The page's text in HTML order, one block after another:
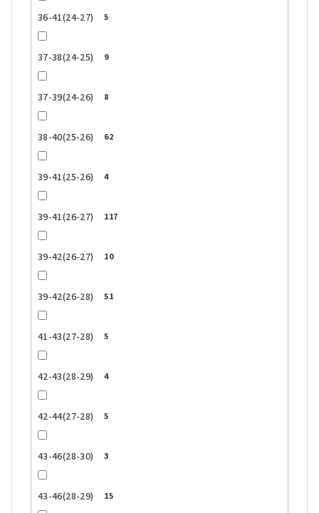
36-41(24-27) 5
37-38(24-25) 9
37-39(24-26) 8
38-40(25-26) 62
39-41(25-26) 4
39-41(26-27) 117
39-42(26-27) 10
39-42(26-28) 51
41-43(27-28) 5
42-43(28-29) 4
42-44(27-28) 5
43-46(28-30) 3
43-46(28-29) 15